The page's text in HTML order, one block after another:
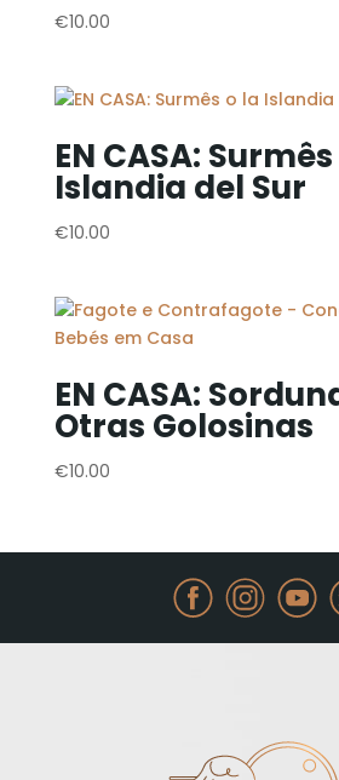
€10.00
EN CASA:
Islandia del Sur
€10.00
EN CASA:
Otras Golosinas
€10.00